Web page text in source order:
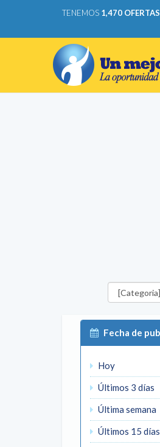
TENEMOS 1,470 OFERTAS
Categorías
Fecha de
Hoy
Últimos 3 días
Última semana
Últimos 15 días